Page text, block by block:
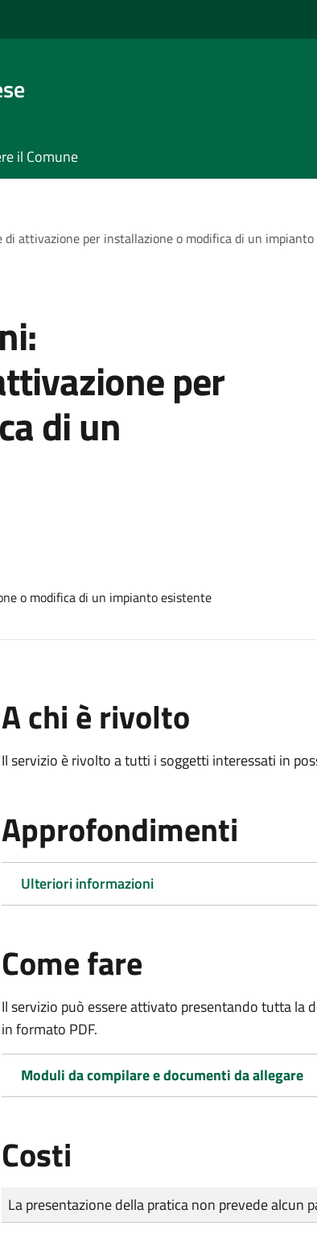
il Comune
attivazione per installazione o modifica di un
per
di un
o modifica di un impianto esistente
A chi è rivolto
Il servizio è rivolto a tutti i soggetti interessati in
Approfondimenti
Ulteriori informazioni
Come fare
Il servizio può essere attivato presentando tutta la
in formato PDF.
Moduli da compilare e documenti da allegare
Costi
Tipo di pagamento
Importo
La presentazione della pratica non prevede alcun